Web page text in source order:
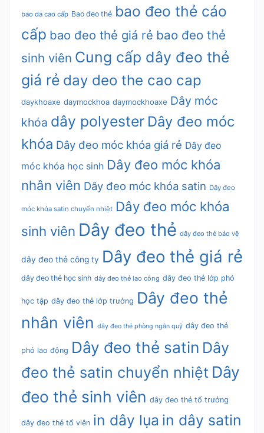
bao da cao cấp Bao đeo thẻ bao đeo thẻ cáo
cấp bao đeo thẻ giá rẻ bao đeo thẻ
sinh viên Cung cấp dây đeo thẻ
giá rẻ day deo the cao cap
daykhoaxe daymockhoa daymockhoaxe Dây móc
khóa dây polyester Dây đeo móc
khóa Dây đeo móc khóa giá rẻ Dây đeo
móc khóa học sinh Dây đeo móc khóa
nhân viên Dây đeo móc khóa satin Dây đeo
móc khóa satin chuyển nhiệt Dây đeo móc khóa
sinh viên Dây đeo thẻ dây đeo thẻ bảo vệ
dây đeo thẻ công ty Dây đeo thẻ giá rẻ
dây đeo thẻ học sinh dây đeo thẻ lao công dây đeo thẻ lớp phó
học tập dây đeo thẻ lớp trưởng Dây đeo thẻ
nhân viên dây đeo thẻ phòng ngân quỹ dây đeo thẻ
phó lao động Dây đeo thẻ satin Dây
đeo thẻ satin chuyển nhiệt Dây
đeo thẻ sinh viên dây đeo thẻ tổ trưởng
dây đeo thẻ tổ viên in dây lụa in dây satin